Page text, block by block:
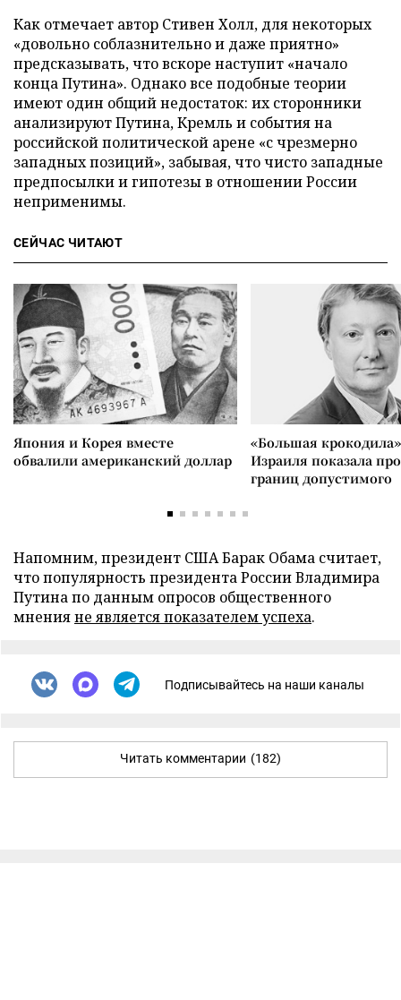
Как отмечает автор Стивен Холл, для некоторых
«довольно соблазнительно и даже приятно»
предсказывать, что вскоре наступит «начало
конца Путина». Однако все подобные теории
имеют один общий недостаток: их сторонники
анализируют Путина, Кремль и события на
российской политической арене «с чрезмерно
западных позиций», забывая, что чисто западные
предпосылки и гипотезы в отношении России
неприменимы.
СЕЙЧАС ЧИТАЮТ
Япония и Корея вместе
обвалили американский доллар
«Большая
Израиля показала
границ допустимого
Напомним, президент США Барак Обама считает,
что популярность президента России Владимира
Путина по данным опросов общественного
мненияне является показателем успеха.
Подписывайтесь на наши каналы
Читать комментарии (182)